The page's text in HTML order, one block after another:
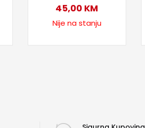
45,00 KM
Nije na stanju